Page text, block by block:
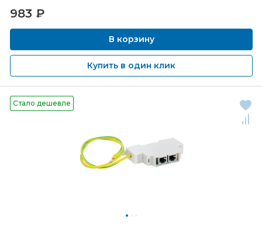
983 ₽
В корзину
Купить в один клик
Стало дешевле